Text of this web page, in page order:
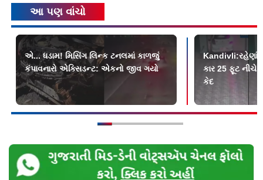
આ પણ વાંચો
એ... ધડામ! મિસિંગ લિન્ક ટનલમાં કાળજું
કંપાવનારો એક્સિડન્ટ: એકનો જીવ ગયો
Kandivli:રહેણાંક
કાર 25 ફૂટ નીચે
કેદ